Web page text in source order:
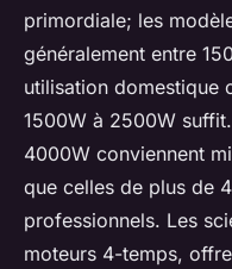
primordiale; les
généralement entre
utilisation domestique
1500W à 2500W
4000W conviennent
que celles de plus de
professionnels. Les
moteurs 4-temps,